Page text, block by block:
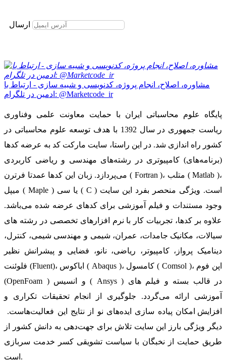
ارسال
مشاوره، اصلاح، انجام پروژه، کدنویسی و شبیه سازی - ارتباط با
ادمین در تلگرام: @Marketcode_ir
پایگاه علوم محاسباتی ایران با حمایت معاونت علمی وفناوری
ریاست جمهوری در سال 1392 با هدف توسعه علوم محاسباتی در
کشور راه اندازی شد. در این راستا، سایت مارکت کد به عرضه کدها
(برنامه‌های) کامپیوتری در رشته‌های مهندسی و ریاضی کاربردی
می‌پردازد. زبان این کدها عمدتا فرترن ( Fortran )، متلب ( Matlab )،
میپل ( Maple ) یا سی ( C ) است. ویژگی منحصر بفرد این سایت
وجود مستندات و فیلم آموزشی برای کدهای عرضه شده می‌باشد.
علاوه بر کدها، تجربیات کار با نرم افزارهای تخصصی در رشته های
سیالات، مکانیک جامدات، عمران، شیمی و مهندسی شیمی، کنترل،
دینامیک پرواز، کامپیوتر، ریاضی، نانو، فضایی و پیشرانش نظیر
فلوئنت (Fluent)، اباکوس ( Abaqus )، کامسول ( Comsol )، اپن فوم
(OpenFoam ) و انسیس ( Ansys ) در قالب بسته‌ و فیلم های
آموزشی ارائه می‌گردد. جلوگیری از انجام تحقیقات تکراری و
افزایش امکان پیاده سازی ایده‌های نو از نتایج این فعالیت‌هاست.
دیگر ویژگی بارز این سایت تلاش برای جهت‌دهی به دانش کشور از
طریق حمایت از نخبگان با سیاست تشویقی کسر خدمت سربازی
است.